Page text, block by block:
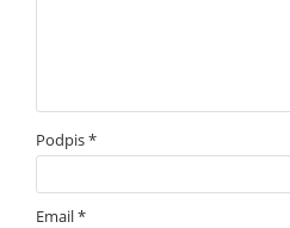
Podpis*
Email*